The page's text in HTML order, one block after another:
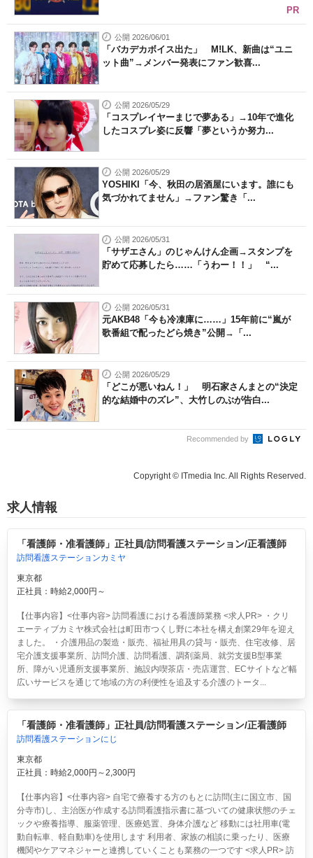
PR
公開 2026/06/01
「バカデカボイス出た」 M!LK、新曲は“ユニ
ット曲”→メンバー発表にファン歓喜...
公開 2026/05/29
「コスプレイヤーまじで夢ある」→10年で進化
したコスプレ姿に反響「夢というか努力...
公開 2026/05/29
YOSHIKI「今、秋田の居酒屋にいます。誰にも
気づかれてません」→ファン驚き「...
公開 2026/05/31
「サザエさん」のじゃんけん企画→スタンプを
貯めて応募したら……「うわー！！」 “...
公開 2026/05/31
元AKB48「今も冷凍庫に……」15年前に“嵐が
歌番組で配ったどら焼き”公開→「...
公開 2026/05/29
「どこが悪いねん！」 明石家さんまとの“決定
的な結婚中のズレ”、大竹しのぶが告白...
Recommended by
Copyright © ITmedia Inc. All Rights Reserved.
求人情報
「看護師・准看護師」正社員/訪問看護ステーション/正看護師
訪問看護ステーションカミヤ
東京都
正社員：時給2,000円～
【仕事内容】<仕事内容> 訪問看護における看護師業務 <求人PR> ・クリ
エーティブカミヤ株式会社は町田市つくし野に本社を構え創業29年を迎え
ました。 ・介護用品の製造・販売、福祉用具の貸与・販売、住宅改修、居
宅介護支援事業所、訪問介護、訪問看護、調剤薬局、就労支援B型事業
所、障がい児通所支援事業所、施設内喫茶店・売店運営、ECサイトなど幅
広いサービスを通じて地域の方の利便性を追及する介護のトータ...
「看護師・准看護師」正社員/訪問看護ステーション/正看護師
訪問看護ステーションにじ
東京都
正社員：時給2,000円～2,300円
【仕事内容】<仕事内容> 自宅で療養する方のもとに訪問(主に国立市、国
分寺市)し、主治医が作成する訪問看護指示書に基づいての健康状態のチェ
ックや療養指導、服薬管理、医療処置、身体介護など 移動には社用車(電
動自転車、軽自動車)を使用します 利用者、家族の相談に乗ったり、医療
機関やケアマネジャーと連携していくことも業務の一つです <求人PR> 訪